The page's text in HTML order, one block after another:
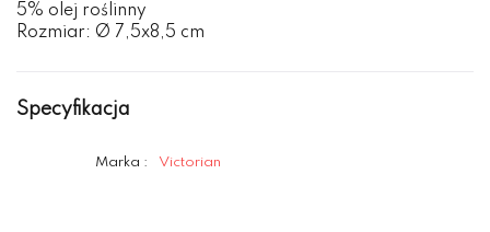
5% olej roślinny
Rozmiar: Ø 7,5x8,5 cm
Specyfikacja
Marka : Victorian